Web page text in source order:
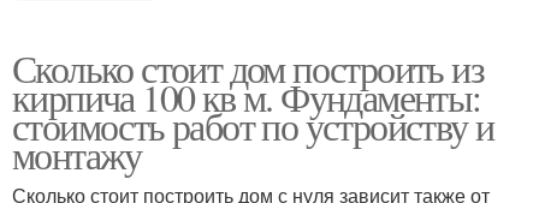
Сколько стоит дом построить из
кирпича 100 кв м. Фундаменты:
стоимость работ по устройству и
монтажу
Сколько стоит построить дом с нуля зависит также от